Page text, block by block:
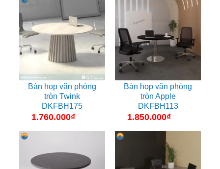
Bàn họp văn phòng
tròn Twink
DKFBH175
1.760.000₫
Bàn họp văn phòng
tròn Apple
DKFBH113
1.850.000₫